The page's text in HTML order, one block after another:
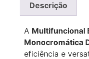
Descrição
A Multifuncional
Monocromática
eficiência e